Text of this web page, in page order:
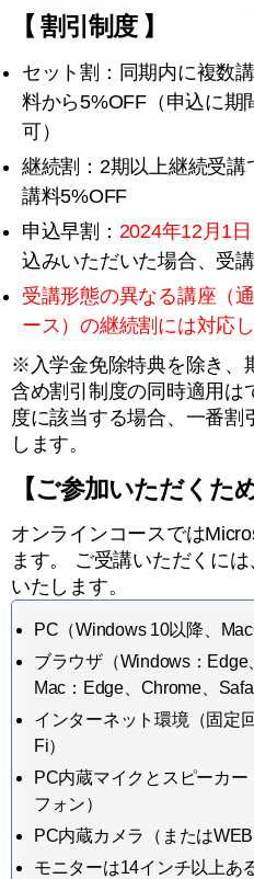
【 割引制度 】
セット割：同期内に複数
料から5%OFF（申込に期
可）
継続割：2期以上継続受
講料5%OFF
申込早割： 2024年12月1
込みいただいた場合、受
受講形態の異なる講座（
ース）の継続割には対応
※入学金免除特典を除き、
含め割引制度の同時適用は
度に該当する場合、一番割
します。
【ご参加いただくた
オンラインコースでは
ます。 ご受講いただくに
いたします。
PC（Windows 10以降、
ブラウザ（Windows：Edge
Mac：Edge、Chrome、
インターネット環境（固定
Fi）
PC内蔵マイクとスピーカ
フォン）
PC内蔵カメラ（またはWEB
モニターは14インチ以上あ